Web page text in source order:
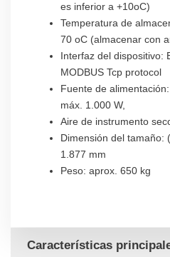
es inferior a +10oC)
Temperatura de
70 oC (almacenar con
Interfaz del dispositivo:
MODBUS Tcp protocol
Fuente de
máx. 1.000 W,
Aire de instrumento
Dimensión del tamaño:
1.877 mm
Peso: aprox. 650 kg
Características